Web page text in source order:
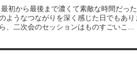
初から最後まで濃くて素敵な時間だっ
ようなつながりを深く感じた日でもあ
、二次会のセッションはものすごいこ...